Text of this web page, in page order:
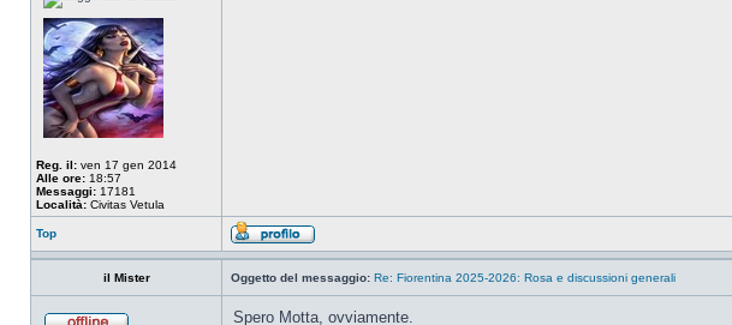
Reg. il: ven 17 gen 2014
Alle ore: 18:57
Messaggi: 17181
Località: Civitas Vetula
Top
il Mister Oggetto del messaggio: Re: Fiorentina 2025-2026: Rosa e discussioni generali
Spero Motta, ovviamente.